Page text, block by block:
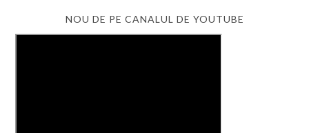
NOU DE PE CANALUL DE YOUTUBE